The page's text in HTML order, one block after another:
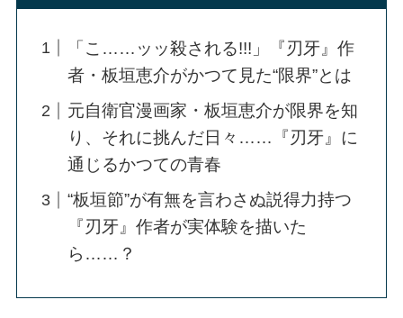
「こ……ッッ殺される!!!」『刃牙』作
者・板垣恵介がかつて見た“限界”とは
元自衛官漫画家・板垣恵介が限界を知
り、それに挑んだ日々……『刃牙』に
通じるかつての青春
“板垣節”が有無を言わさぬ説得力持つ
『刃牙』作者が実体験を描いた
ら……？